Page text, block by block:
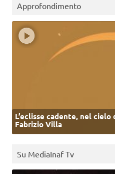
Approfondimento
L’eclisse cadente, nel
Fabrizio Villa
Su MediaInaf Tv